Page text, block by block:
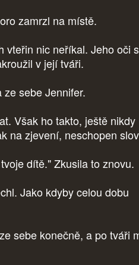
zamrzl na místě.
vteřin nic neříkal. Jeho oči
v její tváři.
ze sebe Jennifer.
Však ho takto, ještě nikdy
na zjevení, neschopen
dítě." Zkusila to znovu.
Jako kdyby celou dobu
sebe konečně, a po tváři